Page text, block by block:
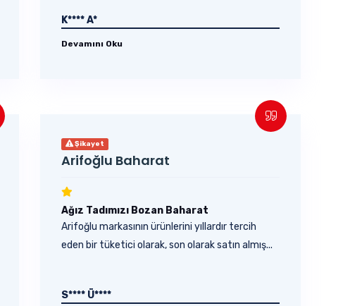
K**** A*
Devamını Oku
Şikayet
Arifoğlu Baharat
Ağız Tadımızı Bozan Baharat
Arifoğlu markasının ürünlerini yıllardır tercih
eden bir tüketici olarak, son olarak satın almış...
S**** Ü****